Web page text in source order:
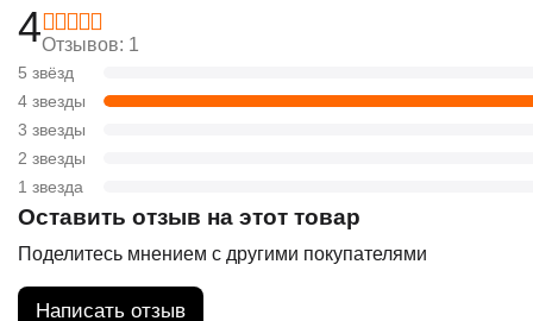
4Отзывов: 1
5 звёзд
4 звезды
3 звезды
2 звезды
1 звезда
Оставить отзыв на этот товар
Поделитесь мнением с другими покупателями
Написать отзыв